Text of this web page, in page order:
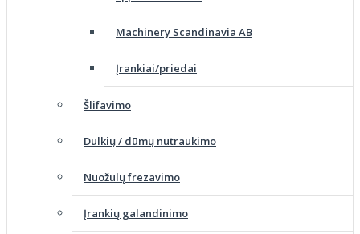
Machinery Scandinavia AB
Įrankiai/priedai
Šlifavimo
Dulkių / dūmų nutraukimo
Nuožulų frezavimo
Įrankių galandinimo